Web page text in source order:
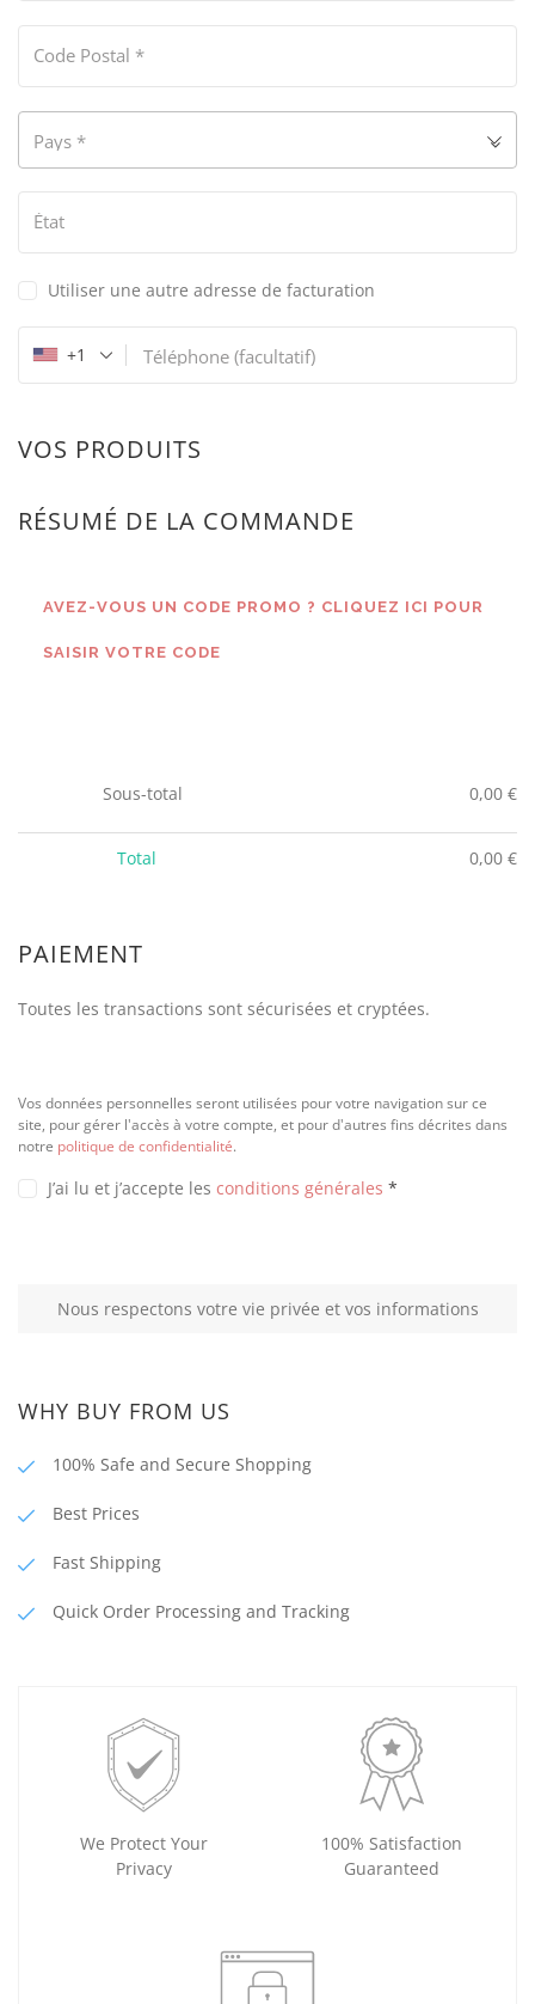
Code Postal *
Pays *
État
Utiliser une autre adresse de facturation
Téléphone (facultatif)
+1
VOS PRODUITS
RÉSUMÉ DE LA COMMANDE
AVEZ-VOUS UN CODE PROMO ? CLIQUEZ ICI POUR
SAISIR VOTRE CODE
Sous-total 0,00 €
Total 0,00 €
PAIEMENT
Toutes les transactions sont sécurisées et cryptées.
Vos données personnelles seront utilisées pour votre navigation sur ce
site, pour gérer l'accès à votre compte, et pour d'autres fins décrites dans
notre politique de confidentialité.
J’ai lu et j’accepte les conditions générales *
Nous respectons votre vie privée et vos informations
WHY BUY FROM US
100% Safe and Secure Shopping
Best Prices
Fast Shipping
Quick Order Processing and Tracking
We Protect Your
Privacy
100% Satisfaction
Guaranteed